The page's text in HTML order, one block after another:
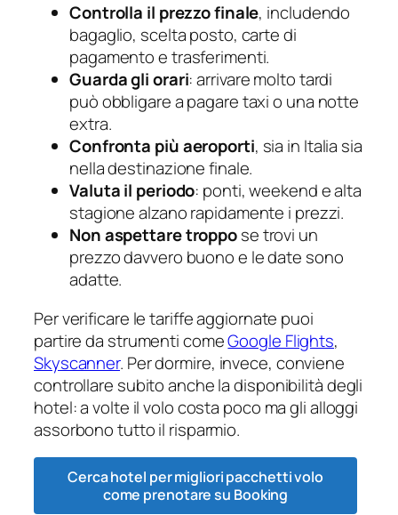
Controlla il prezzo finale, includendo
bagaglio, scelta posto, carte di
pagamento e trasferimenti.
Guarda gli orari: arrivare molto tardi
può obbligare a pagare taxi o una notte
extra.
Confronta più aeroporti, sia in Italia sia
nella destinazione finale.
Valuta il periodo: ponti, weekend e alta
stagione alzano rapidamente i prezzi.
Non aspettare troppose trovi un
prezzo davvero buono e le date sono
adatte.
Per verificare le tariffe aggiornate puoi
partire da strumenti comeGoogle Flights,
Skyscanner. Per dormire, invece, conviene
controllare subito anche la disponibilità degli
hotel: a volte il volo costa poco ma gli alloggi
assorbono tutto il risparmio.
Cerca hotel per migliori pacchetti volo
come prenotare su Booking